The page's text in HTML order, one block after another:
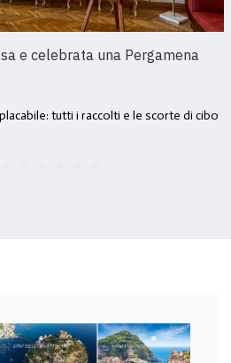
e celebrata una Pergamena
tutti i raccolti e le scorte di cibo